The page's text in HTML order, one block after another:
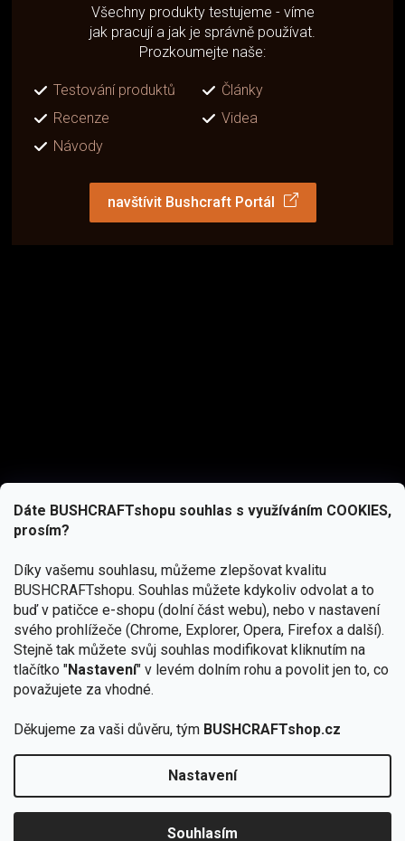
Dáte BUSHCRAFTshopu souhlas s využíváním COOKIES,
prosím?
Díky vašemu souhlasu, můžeme zlepšovat kvalitu
BUSHCRAFTshopu. Souhlas můžete kdykoliv odvolat a to
buď v patičce e-shopu (dolní část webu), nebo v nastavení
svého prohlížeče (Chrome, Explorer, Opera, Firefox a další).
Stejně tak můžete svůj souhlas modifikovat kliknutím na
tlačítko "Nastavení" v levém dolním rohu a povolit jen to, co
považujete za vhodné.
Děkujeme za vaši důvěru, tým BUSHCRAFTshop.cz
Nastavení
Souhlasím
zapojte se do slosování o kurz s
Všechny produkty testujeme - víme
jak pracují a jak je správně používat.
Prozkoumejte naše:
Testování produktů
Články
Recenze
Videa
Návody
navštívit Bushcraft Portál
podmínkami ochrany osobních údajů
Copyright 2026BUSHCRAFTshop.cz. Všechna práva
vyhrazena.Upravit nastavení cookies